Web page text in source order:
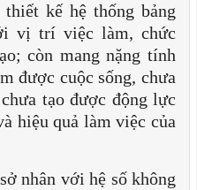
kế hệ thống bảng
vị trí việc làm, chức
còn mang nặng tính
được cuộc sống, chưa
tạo được động lực
hiệu quả làm việc của
nhân với hệ số không